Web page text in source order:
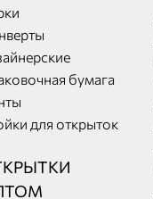
бумага
для открыток